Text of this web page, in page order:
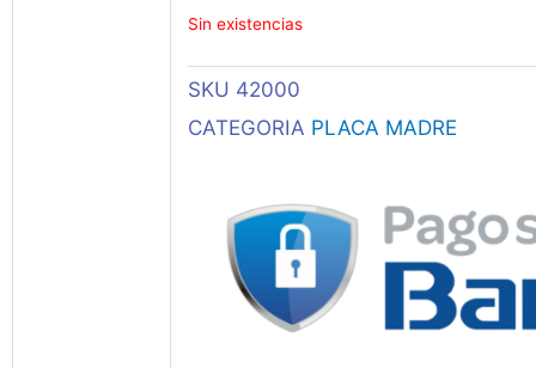
Sin existencias
SKU 42000
CATEGORIA PLACA MADRE